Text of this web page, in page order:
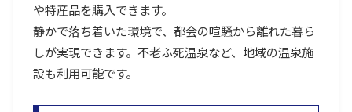
や特産品を購入できます。
静かで落ち着いた環境で、都会の喧騒から離れた暮ら
しが実現できます。不老ふ死温泉など、地域の温泉施
設も利用可能です。